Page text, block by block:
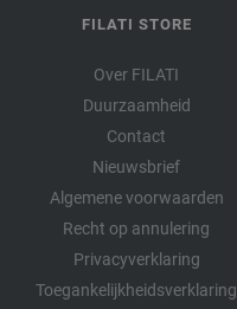
FILATI STORE
Over FILATI
Duurzaamheid
Contact
Nieuwsbrief
Algemene voorwaarden
Recht op annulering
Privacyverklaring
Toegankelijkheidsverklaring